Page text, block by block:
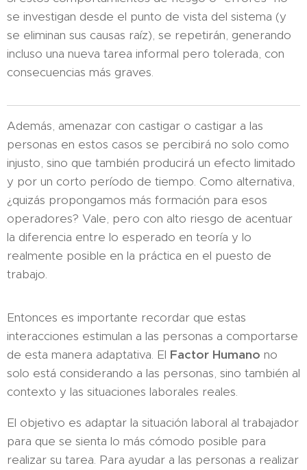
se investigan desde el punto de vista del sistema (y
se eliminan sus causas raíz), se repetirán, generando
incluso una nueva tarea informal pero tolerada, con
consecuencias más graves.
Además, amenazar con castigar o castigar a las
personas en estos casos se percibirá no solo como
injusto, sino que también producirá un efecto limitado
y por un corto período de tiempo. Como alternativa,
¿quizás propongamos más formación para esos
operadores? Vale, pero con alto riesgo de acentuar
la diferencia entre lo esperado en teoría y lo
realmente posible en la práctica en el puesto de
trabajo.
Entonces es importante recordar que estas
interacciones estimulan a las personas a comportarse
de esta manera adaptativa. El Factor Humano no
solo está considerando a las personas, sino también al
contexto y las situaciones laborales reales.
El objetivo es adaptar la situación laboral al trabajador
para que se sienta lo más cómodo posible para
realizar su tarea. Para ayudar a las personas a realizar